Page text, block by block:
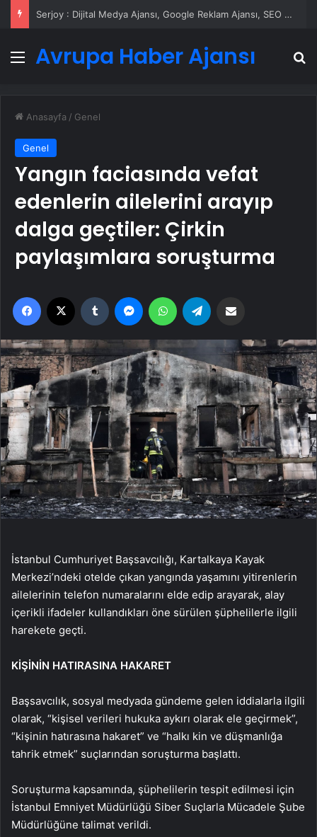
UETDS Nedir ? Uetds.com İle Akıllı Dijital Taşımacılık Yazılımı
Menü
Avrupa Haber Ajansı
Anasayfa / Genel
Genel
Yangın faciasında vefat
edenlerin ailelerini arayıp
dalga geçtiler: Çirkin
paylaşımlara soruşturma
Facebook Tumblr MessengerWhatsApp
İstanbul Cumhuriyet Başsavcılığı, Kartalkaya Kayak
Merkezi’ndeki otelde çıkan yangında yaşamını yitirenlerin
ailelerinin telefon numaralarını elde edip arayarak, alay
içerikli ifadeler kullandıkları öne sürülen şüphelilerle ilgili
harekete geçti.
KİŞİNİN HATIRASINA HAKARET
Başsavcılık, sosyal medyada gündeme gelen iddialarla ilgili
olarak, “kişisel verileri hukuka aykırı olarak ele geçirmek”,
“kişinin hatırasına hakaret” ve “halkı kin ve düşmanlığa
tahrik etmek” suçlarından soruşturma başlattı.
Soruşturma kapsamında, şüphelilerin tespit edilmesi için
İstanbul Emniyet Müdürlüğü Siber Suçlarla Mücadele Şube
Müdürlüğüne talimat verildi.